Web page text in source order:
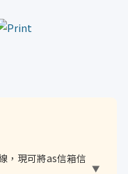
，現可將as信箱信
▼